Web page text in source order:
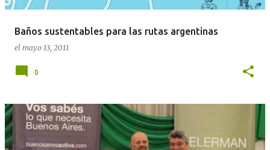
Baños sustentables para las rutas argentinas
el mayo 13, 2011
0